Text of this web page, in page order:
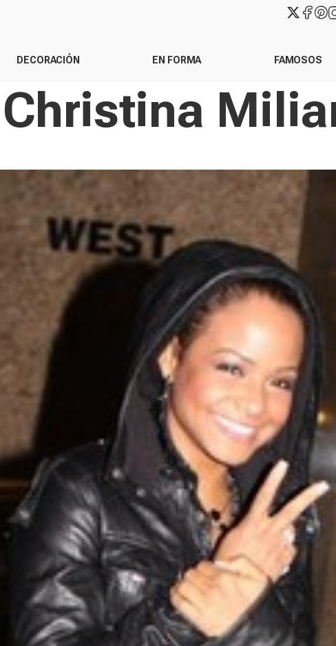
DECORACIÓN EN FORMA FAMOSOS
Christina